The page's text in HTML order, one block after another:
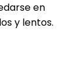
en
y lentos.